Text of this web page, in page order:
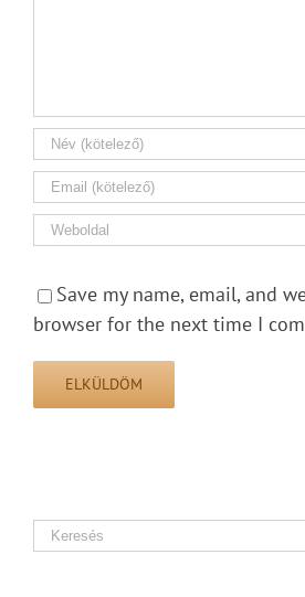
Save my name, email, and
browser for the next time I
Search